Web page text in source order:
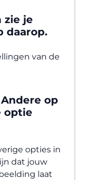
zie je
daarop.
van de
op
optie
opties in
dat jouw
laat